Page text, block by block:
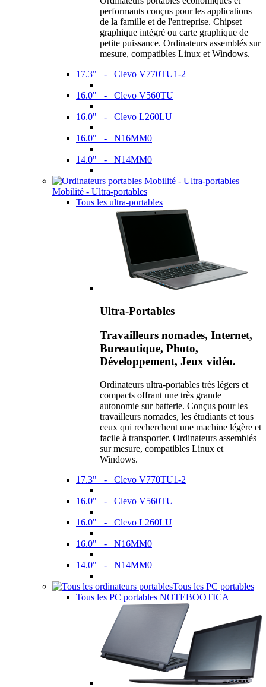
performants conçus pour les applications
de la famille et de l'entreprise. Chipset
graphique intégré ou carte graphique de
petite puissance. Ordinateurs assemblés sur
mesure, compatibles Linux et Windows.
17.3" - Clevo V770TU1-2
16.0" - Clevo V560TU
16.0" - Clevo L260LU
16.0" - N16MM0
14.0" - N14MM0
Mobilité - Ultra-portables
Tous les ultra-portables
Ultra-Portables
Travailleurs nomades, Internet,
Bureautique, Photo,
Développement, Jeux vidéo.
Ordinateurs ultra-portables très légers et
compacts offrant une très grande
autonomie sur batterie. Conçus pour les
travailleurs nomades, les étudiants et tous
ceux qui recherchent une machine légère et
facile à transporter. Ordinateurs assemblés
sur mesure, compatibles Linux et
Windows.
17.3" - Clevo V770TU1-2
16.0" - Clevo V560TU
16.0" - Clevo L260LU
16.0" - N16MM0
14.0" - N14MM0
Tous les PC portables
Tous les PC portables NOTEBOOTICA